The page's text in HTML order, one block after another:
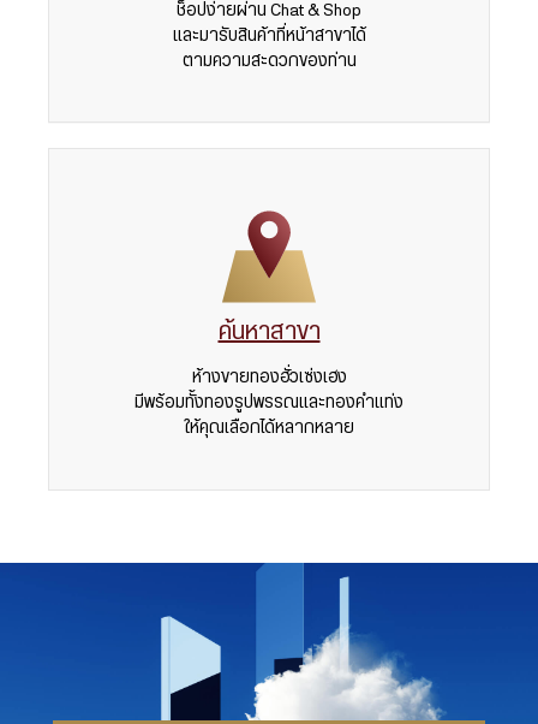
ช็อปง่ายผ่าน Chat & Shop
และมารับสินค้าที่หน้าสาขาได้
ตามความสะดวกของท่าน
ค้นหาสาขา
ห้างขายทองฮั่วเซ่งเฮง
มีพร้อมทั้งทองรูปพรรณและทองคำแท่ง
ให้คุณเลือกได้หลากหลาย